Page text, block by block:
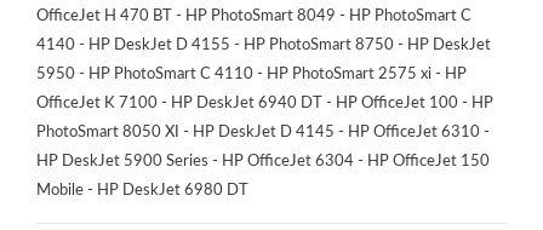
OfficeJet H 470 BT - HP PhotoSmart 8049 - HP PhotoSmart C
4140 - HP DeskJet D 4155 - HP PhotoSmart 8750 - HP DeskJet
5950 - HP PhotoSmart C 4110 - HP PhotoSmart 2575 xi - HP
OfficeJet K 7100 - HP DeskJet 6940 DT - HP OfficeJet 100 - HP
PhotoSmart 8050 XI - HP DeskJet D 4145 - HP OfficeJet 6310 -
HP DeskJet 5900 Series - HP OfficeJet 6304 - HP OfficeJet 150
Mobile - HP DeskJet 6980 DT